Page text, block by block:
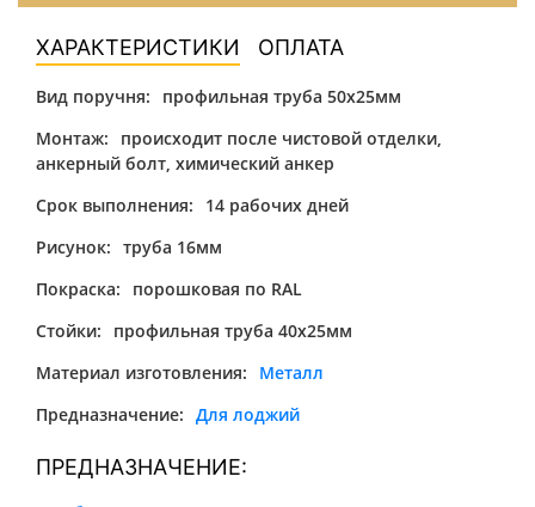
ХАРАКТЕРИСТИКИ ОПЛАТА
Вид поручня:
профильная труба 50х25мм
Монтаж:
происходит после чистовой отделки,
анкерный болт, химический анкер
Срок выполнения:
14 рабочих дней
Рисунок: труба 16мм
Покраска:
порошковая по RAL
Стойки:
профильная труба 40х25мм
Материал изготовления:
Металл
Предназначение: Для лоджий
ПРЕДНАЗНАЧЕНИЕ: